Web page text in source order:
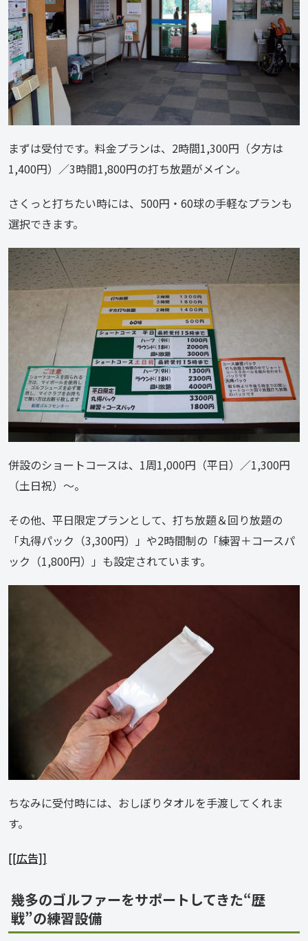
まずは受付です。料金プランは、2時間1,300円（夕方は
1,400円）／3時間1,800円の打ち放題がメイン。
さくっと打ちたい時には、500円・60球の手軽なプランも
選択できます。
併設のショートコースは、1周1,000円（平日）／1,300円
（土日祝）～。
その他、平日限定プランとして、打ち放題＆回り放題の
「丸得パック（3,300円）」や2時間制の「練習＋コースパ
ック（1,800円）」も設定されています。
ちなみに受付時には、おしぼりタオルを手渡してくれま
す。
[[広告]]
幾多のゴルファーをサポートしてきた“歴
戦”の練習設備